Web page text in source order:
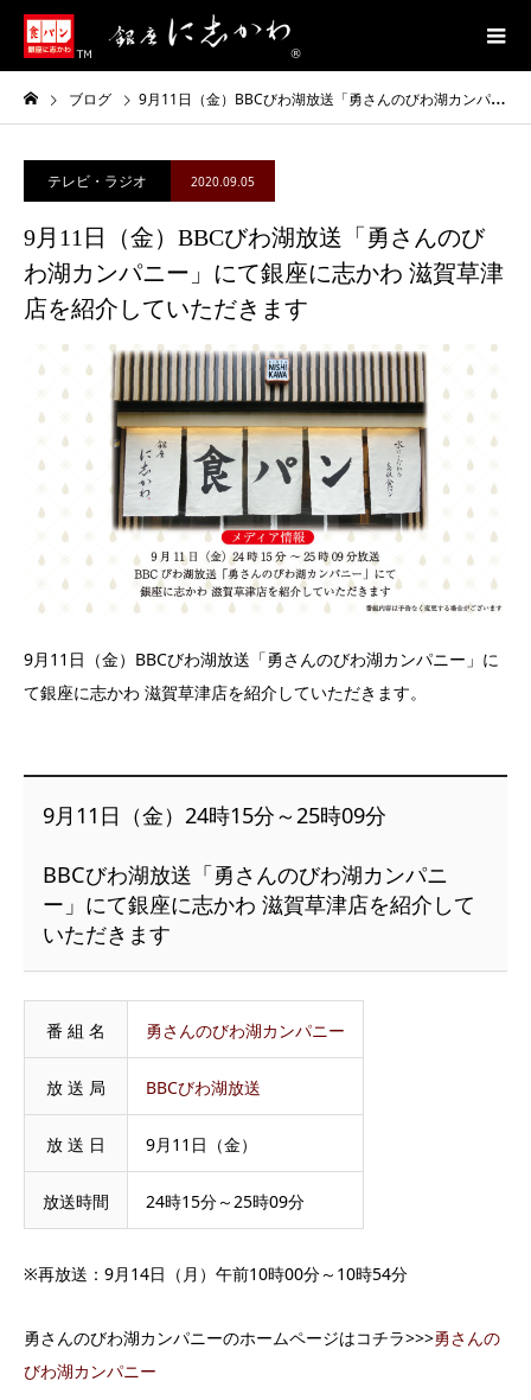
ブログ 9月11日（金）BBCびわ湖放送「勇さんのびわ湖カンパニー」にて銀座に志かわ 滋賀草津店を紹介していただきます
テレビ・ラジオ 2020.09.05
9月11日（金）BBCびわ湖放送「勇さんのび
わ湖カンパニー」にて銀座に志かわ 滋賀草津
店を紹介していただきます
9月11日（金）BBCびわ湖放送「勇さんのびわ湖カンパニー」に
て銀座に志かわ 滋賀草津店を紹介していただきます。
9月11日（金）24時15分～25時09分
BBCびわ湖放送「勇さんのびわ湖カンパニ
ー」にて銀座に志かわ 滋賀草津店を紹介して
いただきます
番 組 名 勇さんのびわ湖カンパニー
放 送 局 BBCびわ湖放送
放 送 日 9月11日（金）
放送時間 24時15分～25時09分
※再放送：9月14日（月）午前10時00分～10時54分
勇さんのびわ湖カンパニーのホームページはコチラ>>>勇さんの
びわ湖カンパニー